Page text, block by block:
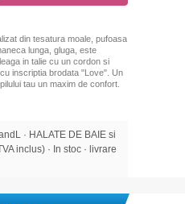
din tesatura moale, pufoasa
lunga, gluga, este
in talie cu un cordon si
inscriptia brodata "Love".
Un
tau un maxim de confort.
· HALATE DE BAIE si
inclus) · In stoc · livrare